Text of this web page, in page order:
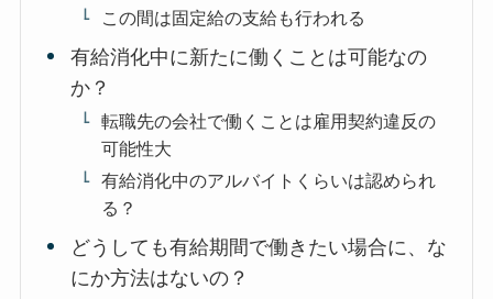
この間は固定給の支給も行われる
有給消化中に新たに働くことは可能なの
か？
転職先の会社で働くことは雇用契約違反の
可能性大
有給消化中のアルバイトくらいは認められ
る？
どうしても有給期間で働きたい場合に、な
にか方法はないの？